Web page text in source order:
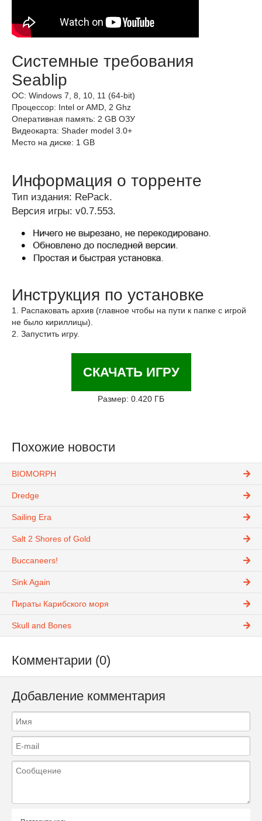
Системные требования
Seablip
ОС: Windows 7, 8, 10, 11 (64-bit)
Процессор: Intel or AMD, 2 Ghz
Оперативная память: 2 GB ОЗУ
Видеокарта: Shader model 3.0+
Место на диске: 1 GB
Информация о торренте
Тип издания: RePack.
Версия игры: v0.7.553.
Инструкция по установке
1. Распаковать архив (главное чтобы на пути к папке с игрой
не было кириллицы).
2. Запустить игру.
СКАЧАТЬ ИГРУ
Размер: 0.420 ГБ
Похожие новости
BIOMORPH
Dredge
Sailing Era
Salt 2 Shores of Gold
Buccaneers!
Sink Again
Пираты Карибского моря
Skull and Bones
Комментарии (0)
Добавление комментария